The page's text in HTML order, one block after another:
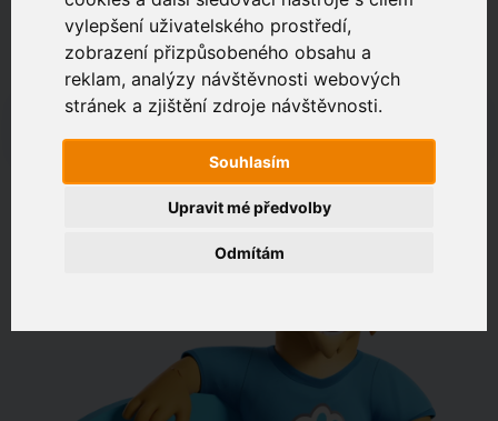
vylepšení uživatelského prostředí,
zobrazení přizpůsobeného obsahu a
reklam, analýzy návštěvnosti webových
stránek a zjištění zdroje návštěvnosti.
Souhlasím
Odmítám
Upravit mé předvolby
Zákaznický portál
Jak rychlé je připojení na vaší adrese?